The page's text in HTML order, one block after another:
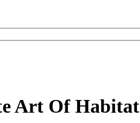
Art Of Habitat